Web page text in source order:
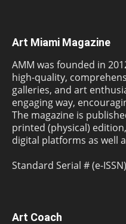
Art Miami Magazine
AMM was founded in
high-quality,
galleries, and art
engaging way,
The magazine is
printed (physical)
digital platforms as well
Standard Serial # (e-
Art Coach